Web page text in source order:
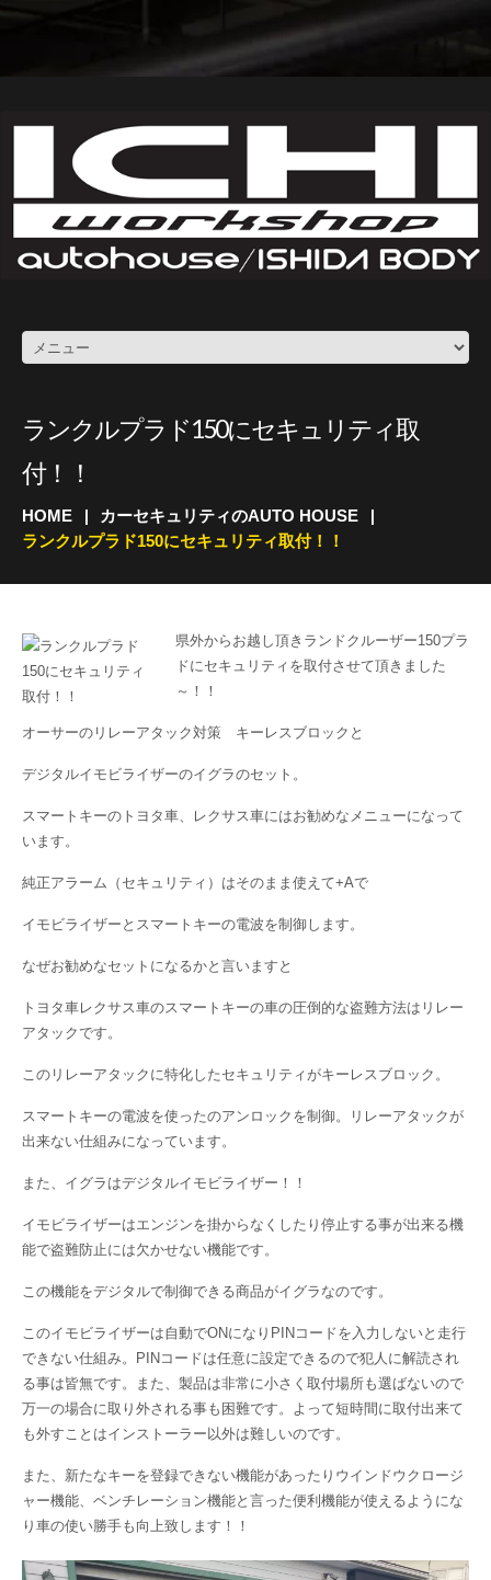
ランクルプラド150にセキュリティ取
付！！
HOME
カーセキュリティのAUTO HOUSE
ランクルプラド150にセキュリティ取付！！
県外からお越し頂きランドクルーザー150プラ
ドにセキュリティを取付させて頂きました
～！！
オーサーのリレーアタック対策 キーレスブロックと
デジタルイモビライザーのイグラのセット。
スマートキーのトヨタ車、レクサス車にはお勧めなメニューになって
います。
純正アラーム（セキュリティ）はそのまま使えて+Αで
イモビライザーとスマートキーの電波を制御します。
なぜお勧めなセットになるかと言いますと
トヨタ車レクサス車のスマートキーの車の圧倒的な盗難方法はリレー
アタックです。
このリレーアタックに特化したセキュリティがキーレスブロック。
スマートキーの電波を使ったのアンロックを制御。リレーアタックが
出来ない仕組みになっています。
また、イグラはデジタルイモビライザー！！
イモビライザーはエンジンを掛からなくしたり停止する事が出来る機
能で盗難防止には欠かせない機能です。
この機能をデジタルで制御できる商品がイグラなのです。
このイモビライザーは自動でONになりPINコードを入力しないと走行
できない仕組み。PINコードは任意に設定できるので犯人に解読され
る事は皆無です。また、製品は非常に小さく取付場所も選ばないので
万一の場合に取り外される事も困難です。よって短時間に取付出来て
も外すことはインストーラー以外は難しいのです。
また、新たなキーを登録できない機能があったりウインドウクロージ
ャー機能、ベンチレーション機能と言った便利機能が使えるようにな
り車の使い勝手も向上致します！！